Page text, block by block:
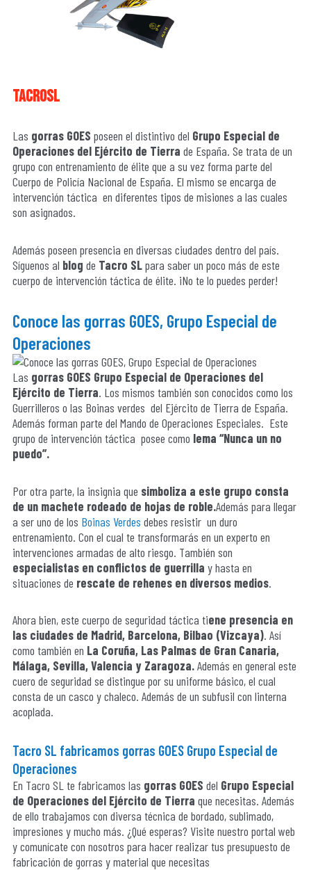
tacrosl
Las gorras GOES poseen el distintivo del Grupo Especial de
Operaciones del Ejército de Tierra de España. Se trata de un
grupo con entrenamiento de élite que a su vez forma parte del
Cuerpo de Policía Nacional de España. El mismo se encarga de
intervención táctica en diferentes tipos de misiones a las cuales
son asignados.
Además poseen presencia en diversas ciudades dentro del país.
Síguenos al blog de Tacro SLpara saber un poco más de este
cuerpo de intervención táctica de élite. ¡No te lo puedes perder!
Conoce las gorras GOES, Grupo Especial de
Operaciones
Las gorras GOES Grupo Especial de Operaciones del
Ejército de Tierra. Los mismos también son conocidos como los
Guerrilleros o las Boinas verdes del Ejército de Tierra de España.
Además forman parte del Mando de Operaciones Especiales. Este
grupo de intervención táctica posee como lema “Nunca un no
puedo”.
Por otra parte, la insignia que simboliza a este grupo consta
de un machete rodeado de hojas de roble.Además para llegar
a ser uno de los Boinas Verdes debes resistir un duro
entrenamiento. Con el cual te transformarás en un experto en
intervenciones armadas de alto riesgo. También son
especialistas en conflictos de guerrilla y hasta en
situaciones de rescate de rehenes en diversos medios.
Ahora bien, este cuerpo de seguridad táctica tiene presencia en
las ciudades de Madrid, Barcelona, Bilbao (Vizcaya). Así
como también en La Coruña, Las Palmas de Gran Canaria,
Málaga, Sevilla, Valencia y Zaragoza.Además en general este
cuero de seguridad se distingue por su uniforme básico, el cual
consta de un casco y chaleco. Además de un subfusil con linterna
acoplada.
Tacro SL fabricamos gorras GOES Grupo Especial de
Operaciones
En Tacro SL te fabricamos las gorras GOES del Grupo Especial
de Operaciones del Ejército de Tierra que necesitas. Además
de ello trabajamos con diversa técnica de bordado, sublimado,
impresiones y mucho más. ¿Qué esperas? Visite nuestro portal web
y comunícate con nosotros para hacer realizar tus presupuesto de
fabricación de gorras y material que necesitas